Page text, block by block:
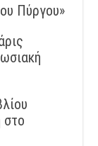
Πύργου»
στο